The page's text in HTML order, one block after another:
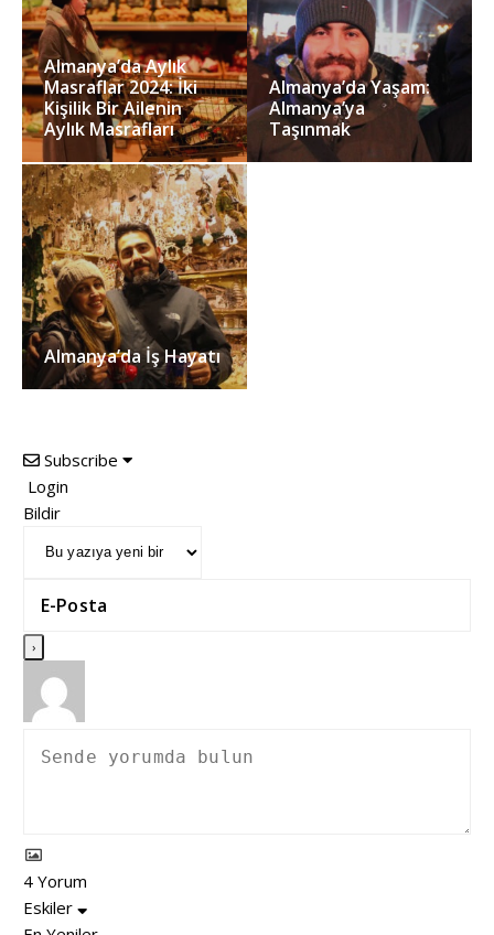
Almanya’da Aylık
Masraflar 2024: İki
Kişilik Bir Ailenin
Aylık Masrafları
Almanya’da Yaşam:
Almanya’ya
Taşınmak
Almanya’da İş Hayatı
Subscribe
Login
Bildir
4 Yorum
Eskiler